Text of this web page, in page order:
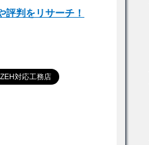
評判をリサーチ！
ZEH対応工務店